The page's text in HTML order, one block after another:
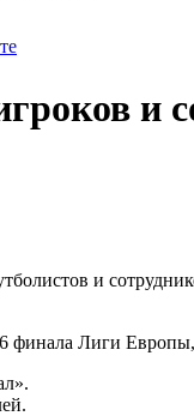
и
и
финала Лиги